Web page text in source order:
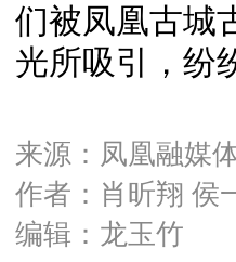
们被凤凰古城
光所吸引，纷
来源：凤凰融媒
作者：肖昕翔 侯
编辑：龙玉竹